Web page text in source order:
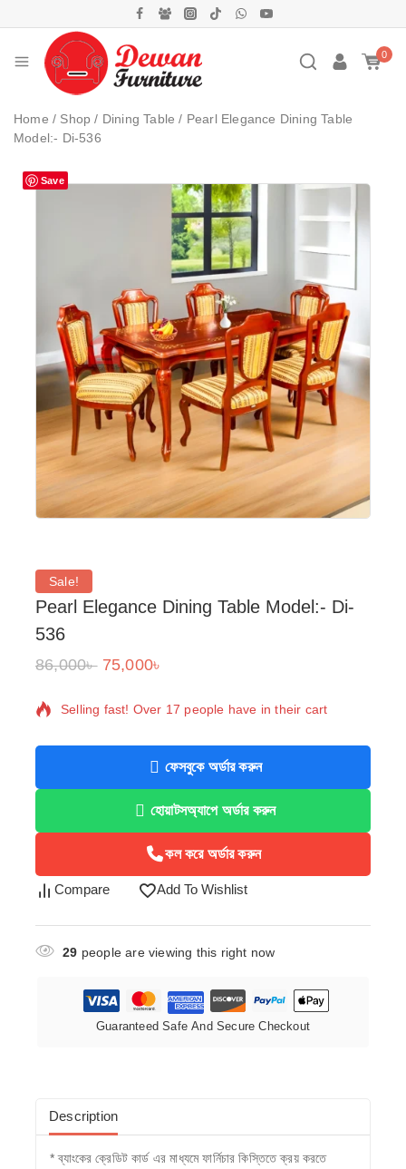
0
Home / Shop / Dining Table / Pearl Elegance Dining Table
Model:- Di-536
Save
Sale!
Pearl Elegance Dining Table Model:- Di-
536
86,000৳ 75,000৳
20 products sold in last 4 hours
Selling fast! Over 17 people have in their cart
ফেসবুকে অর্ডার করুন
হোয়াটসঅ্যাপে অর্ডার করুন
কল করে অর্ডার করুন
Compare Add To Wishlist
29 people are viewing this right now
Guaranteed Safe And Secure Checkout
Description
* ব্যাংকের ক্রেডিট কার্ড এর মাধ্যমে ফার্নিচার কিস্তিতে ক্রয় করতে